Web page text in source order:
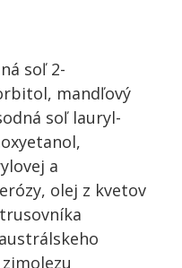
soľ 2-
mandľový
soľ lauryl-
a
olej z kvetov